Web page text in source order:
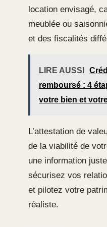
location envisagé,
meublée ou
et des fiscalités
LIRE AUSSI
remboursé : 4
votre bien et
L’attestation de
de la viabilité de
une information
sécurisez vos
et pilotez votre
réaliste.